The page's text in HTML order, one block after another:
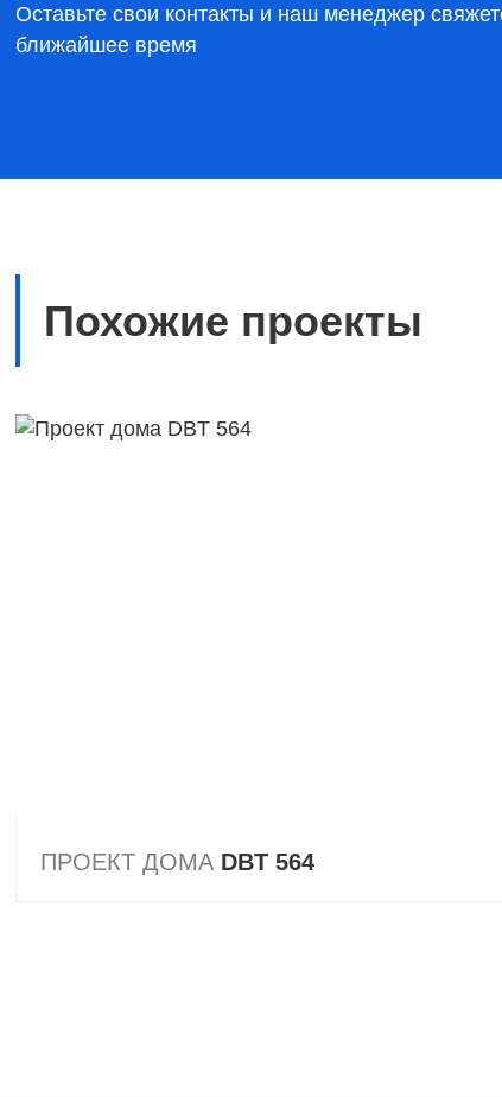
Оставьте свои контакты и наш менеджер
ближайшее время
Похожие проекты
ПРОЕКТ ДОМА DBT 564